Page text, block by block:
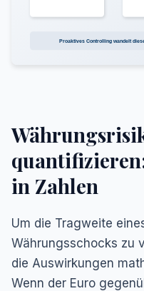
Proaktives Controlling wandelt
in Zahlen
Um die Tragweite
Währungsschocks zu
die Auswirkungen
Wenn der Euro